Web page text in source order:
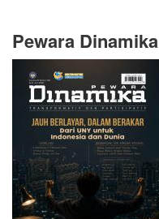
Pewara Dinamika